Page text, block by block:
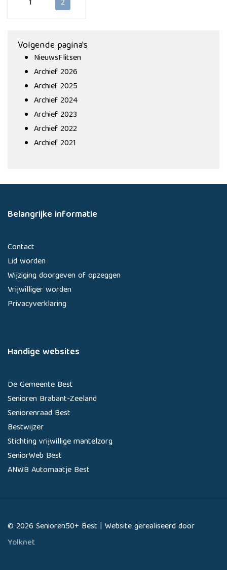
1 2
Volgende pagina's
NieuwsFlitsen
Archief 2026
Archief 2025
Archief 2024
Archief 2023
Archief 2022
Archief 2021
Belangrijke informatie
Contact
Lid worden
Wijziging doorgeven of opzeggen
Vrijwilliger worden
Privacyverklaring
Handige websites
De Gemeente Best
Senioren Brabant-Zeeland
Seniorenraad Best
Bestwijzer
Stichting vrijwillige mantelzorg
SeniorWeb Best
ANWB Automaatje Best
© 2026 Senioren50+ Best | Website gerealiseerd door
Yolknet